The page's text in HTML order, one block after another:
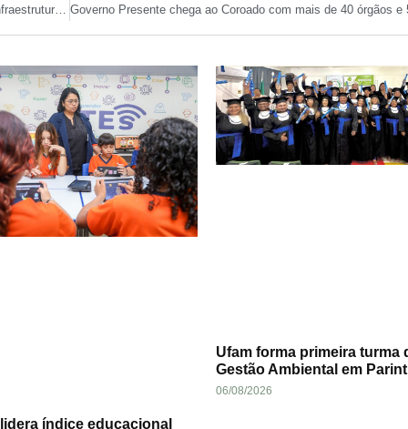
índice educacional
Ufam forma primeira turma
Gestão Ambiental em
06/08/2026